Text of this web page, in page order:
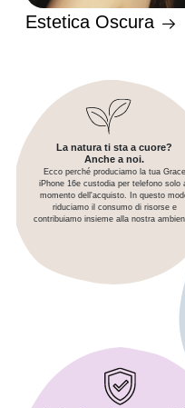
Estetica Oscura
La natura ti sta a cuore?
Anche a noi.
Ecco perché produciamo la tua Grace
iPhone 16e custodia per telefono solo
momento dell'acquisto. In questo
riduciamo il consumo di risorse e
contribuiamo insieme alla nostra